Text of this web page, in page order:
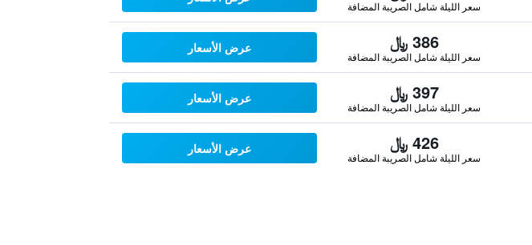
سعر الليلة شامل الصريبة المضافة
386 ﷼
سعر الليلة شامل الصريبة المضافة
عرض الأسعار
397 ﷼
سعر الليلة شامل الصريبة المضافة
عرض الأسعار
426 ﷼
سعر الليلة شامل الصريبة المضافة
عرض الأسعار